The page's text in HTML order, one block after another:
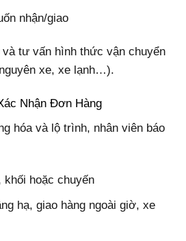
nhận/giao
tư vấn hình thức vận chuyển
xe, xe lạnh…).
Nhận Đơn Hàng
hóa và lộ trình, nhân viên báo
hoặc chuyến
hạ, giao hàng ngoài giờ, xe